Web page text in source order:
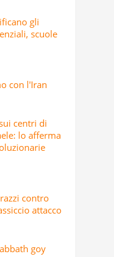
gli
scuole
con l'Iran
centri di
lo afferma
contro
attacco
goy